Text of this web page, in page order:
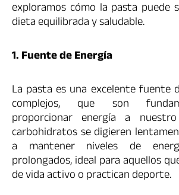
exploramos cómo la pasta puede
dieta equilibrada y saludable.
1. Fuente de Energía
La pasta es una excelente fuente
complejos, que son
proporcionar energía a
carbohidratos se digieren
a mantener niveles de
prolongados, ideal para aquellos
de vida activo o practican deporte.